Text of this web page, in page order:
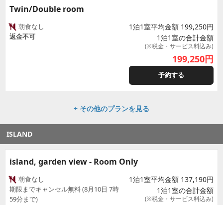
Twin/Double room
朝食なし
返金不可
1泊1室平均金額 199,250円
1泊1室の合計金額
(※税金・サービス料込み)
199,250円
予約する
+ その他のプランを見る
ISLAND
island, garden view - Room Only
朝食なし
期限までキャンセル無料 (8月10日 7時
59分まで)
1泊1室平均金額 137,190円
1泊1室の合計金額
(※税金・サービス料込み)